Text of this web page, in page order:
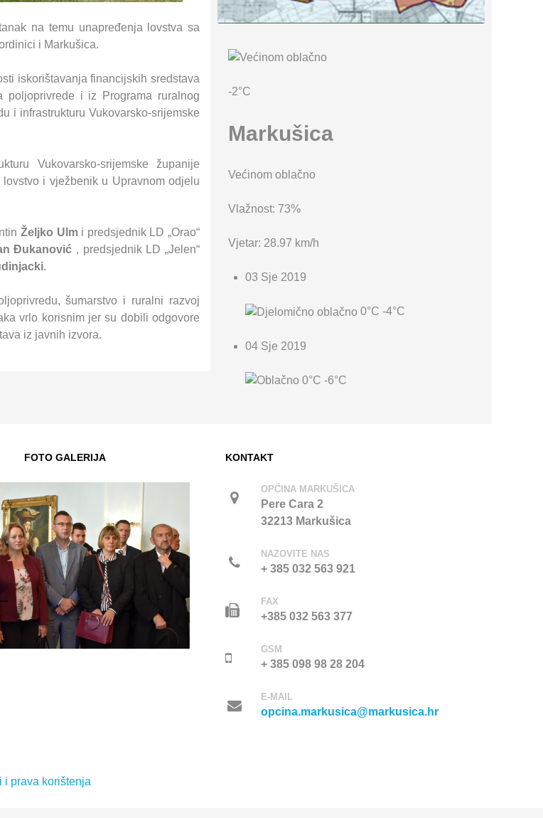
na temu unapređenja lovstva sa
i Markušica.
iskorištavanja financijskih sredstava
poljoprivrede i iz Programa ruralnog
i infrastrukturu Vukovarsko-srijemske
Vukovarsko-srijemske županije
i vježbenik u Upravnom odjelu
Željko Ulm i predsjednik LD „Orao“
Đukanović , predsjednik LD „Jelen“
.
šumarstvo i ruralni razvoj
vrlo korisnim jer su dobili odgovore
iz javnih izvora.
-2°C
Markušica
Većinom oblačno
Vlažnost: 73%
Vjetar: 28.97 km/h
03 Sje 2019
0°C -4°C
04 Sje 2019
0°C -6°C
FOTO GALERIJA KONTAKT
OPĆINA MARKUŠICA
Pere Cara 2
32213 Markušica
NAZOVITE NAS
+ 385 032 563 921
FAX
+385 032 563 377
GSM
+ 385 098 98 28 204
E-MAIL
opcina.markusica@markusica.hr
i prava korištenja